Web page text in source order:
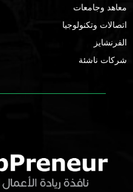
معاهد وجامعات
اتصالات وتكنولوجيا
الفرنشايز
شركات ناشئة